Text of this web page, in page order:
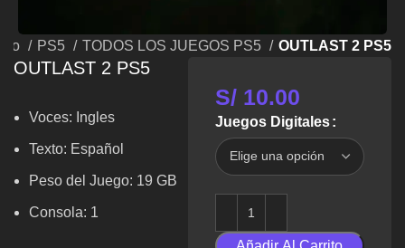
PS5 TODOS LOS JUEGOS PS5 OUTLAST 2 PS5
OUTLAST 2 PS5
Voces: Ingles
Texto: Español
Peso del Juego: 19 GB
Consola: 1
S/10.00
Juegos Digitales